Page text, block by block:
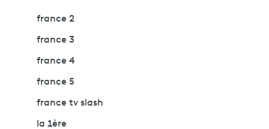
france 2
france 3
france 4
france 5
france tv slash
la 1ère